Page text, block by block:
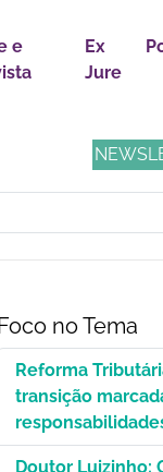
e
Ex
Jure
no Tema
Reforma
transição
Doutor Luizinho: